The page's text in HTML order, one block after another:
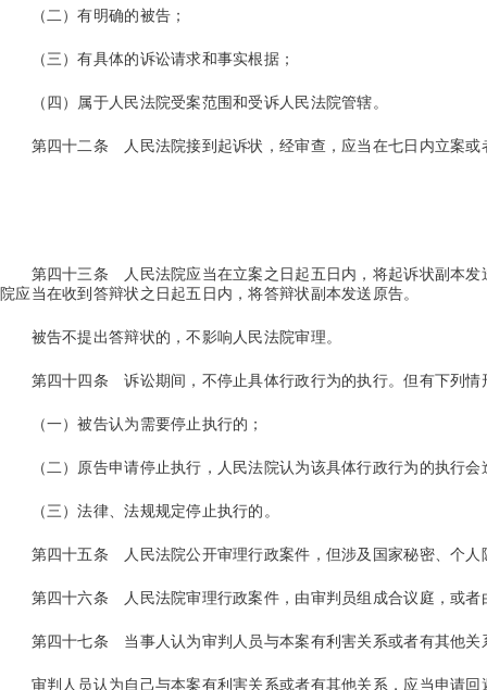
（二）有明确的被告；
（三）有具体的诉讼请求和事实根据；
（四）属于人民法院受案范围和受诉人民法院管辖。
第四十二条 人民法院接到起诉状，经审查，应当在七日内立案
第四十三条
人民法院应当在立案之日起五日内，将起诉状副本
院应当在收到答辩状之日起五日内，将答辩状副本发送原告。
被告不提出答辩状的，不影响人民法院审理。
第四十四条诉讼期间，不停止具体行政行为的执行。但有下列
（一）被告认为需要停止执行的；
（二）原告申请停止执行，人民法院认为该具体行政行为的执行会
（三）法律、法规规定停止执行的。
第四十五条 人民法院公开审理行政案件，但涉及国家秘密、个
第四十六条 人民法院审理行政案件，由审判员组成合议庭，或
第四十七条 当事人认为审判人员与本案有利害关系或者有其他
审判人员认为自己与本案有利害关系或者有其他关系，应当申请回